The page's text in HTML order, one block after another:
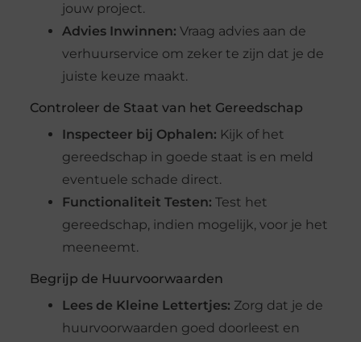
jouw project.
Advies Inwinnen: Vraag advies aan de
verhuurservice om zeker te zijn dat je de
juiste keuze maakt.
Controleer de Staat van het Gereedschap
Inspecteer bij Ophalen: Kijk of het
gereedschap in goede staat is en meld
eventuele schade direct.
Functionaliteit Testen: Test het
gereedschap, indien mogelijk, voor je het
meeneemt.
Begrijp de Huurvoorwaarden
Lees de Kleine Lettertjes: Zorg dat je de
huurvoorwaarden goed doorleest en